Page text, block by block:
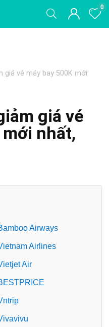
0
giá vé máy bay 500K mới
giá vé
nhất,
Airways
Airlines
Air